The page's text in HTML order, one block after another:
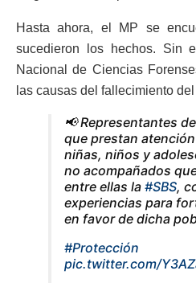
Hasta ahora, el MP se
sucedieron los hechos. Sin
Nacional de Ciencias
las causas del fallecimiento
📢 Representantes
que prestan
niñas, niños y
no acompañados
entre ellas la #SBS,
experiencias para
en favor de dicha
#Protección
pic.twitter.com/